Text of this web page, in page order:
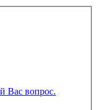
Вас вопрос.